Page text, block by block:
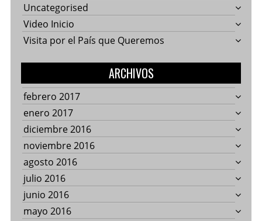
Uncategorised
Video Inicio
Visita por el País que Queremos
ARCHIVOS
febrero 2017
enero 2017
diciembre 2016
noviembre 2016
agosto 2016
julio 2016
junio 2016
mayo 2016